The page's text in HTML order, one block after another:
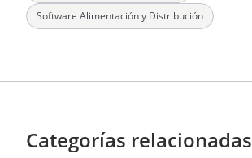
Software Alimentación y Distribución
Categorías relacionadas